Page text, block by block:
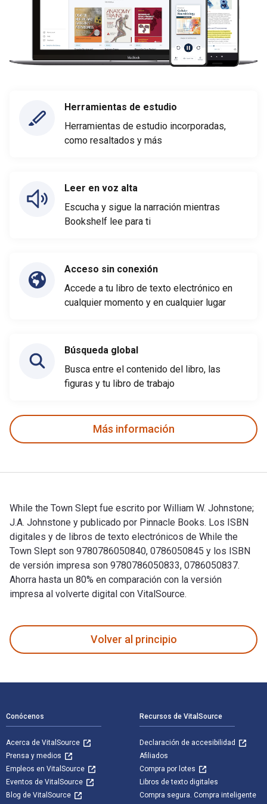
Herramientas de estudio
Herramientas de estudio incorporadas,
como resaltados y más
Leer en voz alta
Escucha y sigue la narración mientras
Bookshelf lee para ti
Acceso sin conexión
Accede a tu libro de texto electrónico en
cualquier momento y en cualquier lugar
Búsqueda global
Busca entre el contenido del libro, las
figuras y tu libro de trabajo
Más información
While the Town Slept fue escrito por William W. Johnstone;
J.A. Johnstone y publicado por Pinnacle Books. Los ISBN
digitales y de libros de texto electrónicos de While the
Town Slept son 9780786050840, 0786050845 y los ISBN
de versión impresa son 9780786050833, 0786050837.
Ahorra hasta un 80% en comparación con la versión
impresa al volverte digital con VitalSource.
Volver al principio
Conócenos
Acerca de VitalSource
Prensa y medios
Empleos en VitalSource
Eventos de VitalSource
Blog de VitalSource
Recursos de VitalSource
Declaración de accesibilidad
Afiliados
Compra por lotes
Libros de texto digitales
Compra segura. Compra inteligente